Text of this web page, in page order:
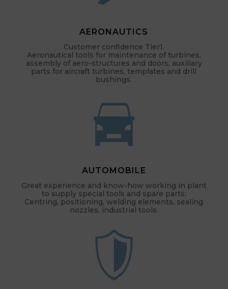
AERONAUTICS
Customer confidence Tier1.
Aeronautical tools for maintenance of turbines,
assembly of aero-structures and doors, auxiliary
parts for aircraft turbines, templates and drill
bushings.
AUTOMOBILE
Great experience and know-how working in plant
to supply special tools and spare parts:
Centring, positioning, welding elements, sealing
nozzles, industrial tools.